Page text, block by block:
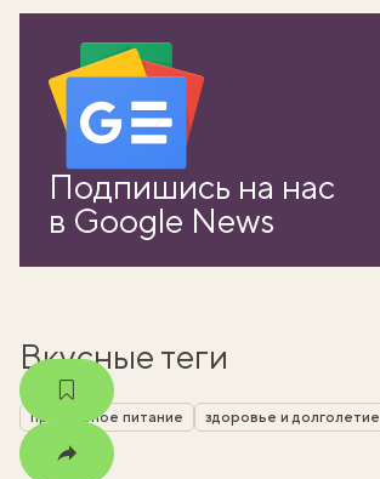
Подпишись на нас
в Google News
Вкусные теги
правильное питание здоровье и долголетие